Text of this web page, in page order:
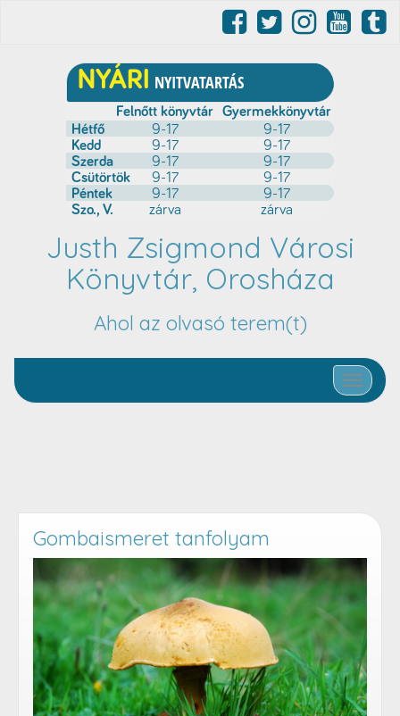
Justh Zsigmond Városi
Könyvtár, Orosháza
Ahol az olvasó terem(t)
Toggle
Gombaismeret tanfolyam